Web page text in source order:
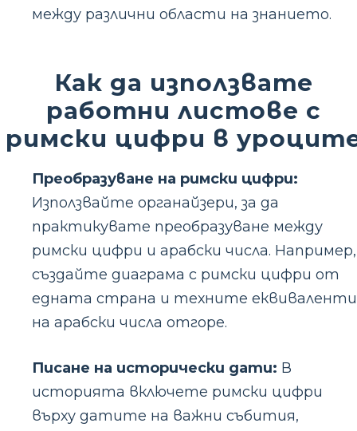
между различни области на знанието.
Как да използвате
работни листове с
римски цифри в
Преобразуване на римски цифри:
Използвайте органайзери, за да
практикувате преобразуване между
римски цифри и арабски числа. Например,
създайте диаграма с римски цифри от
едната страна и техните еквиваленти
на арабски числа отгоре.
Писане на исторически дати: В
историята включете римски цифри
върху датите на важни събития,